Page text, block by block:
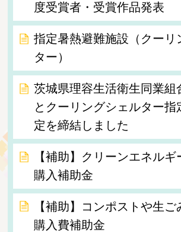
度受賞者・受賞作品発表
指定暑熱避難施設（クーリ
ター）
茨城県理容生活衛生同業組
とクーリングシェルター指
定を締結しました
【補助】クリーンエネル
購入補助金
【補助】コンポストや生
購入費補助金